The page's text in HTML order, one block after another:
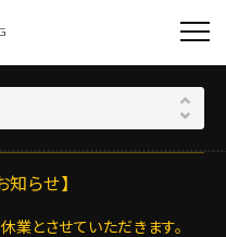
知らせ】
とさせていただきます。